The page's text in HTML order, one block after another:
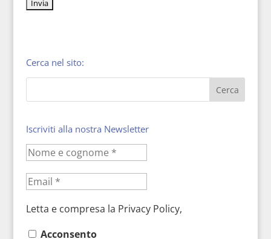
Cerca nel sito:
Iscriviti alla nostra Newsletter
Letta e compresa la Privacy Policy,
Acconsento